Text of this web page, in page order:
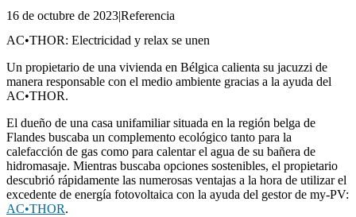
16 de octubre de 2023|Referencia
AC•THOR: Electricidad y relax se unen
Un propietario de una vivienda en Bélgica calienta su jacuzzi de
manera responsable con el medio ambiente gracias a la ayuda del
AC•THOR.
El dueño de una casa unifamiliar situada en la región belga de
Flandes buscaba un complemento ecológico tanto para la
calefacción de gas como para calentar el agua de su bañera de
hidromasaje. Mientras buscaba opciones sostenibles, el propietario
descubrió rápidamente las numerosas ventajas a la hora de utilizar el
excedente de energía fotovoltaica con la ayuda del gestor de my-PV:
AC•THOR.